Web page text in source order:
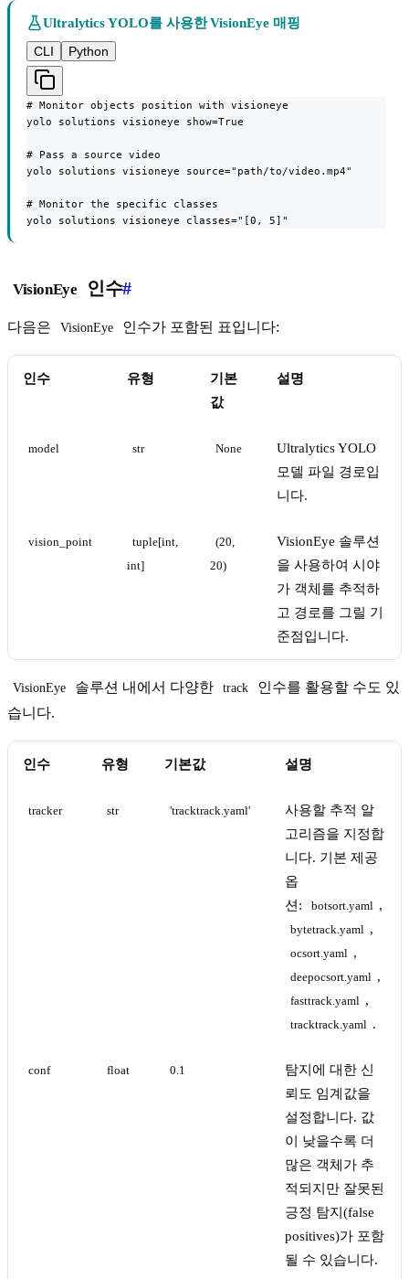
Ultralytics YOLO를 사용한 VisionEye 매핑
CLI
Python
# Monitor objects position with visioneye
yolo solutions visioneye show=True
# Pass a source video
yolo solutions visioneye source="path/to/video.mp4"
# Monitor the specific classes
yolo solutions visioneye classes="[0, 5]"
VisionEye 인수#
다음은 VisionEye 인수가 포함된 표입니다:
인수 유형
기본
값
설명
model str None
Ultralytics YOLO
모델 파일 경로입
니다.
vision_point
tuple[int,
int]
(20,
20)
VisionEye 솔루션
을 사용하여 시야
가 객체를 추적하
고 경로를 그릴 기
준점입니다.
VisionEye 솔루션 내에서 다양한 track
인수를 활용할 수도 있
습니다.
인수 유형 기본값 설명
tracker str 'tracktrack.yaml'
사용할 추적 알
고리즘을 지정합
니다. 기본 제공
옵
션:
botsort.yaml ,
bytetrack.yaml ,
ocsort.yaml ,
deepocsort.yaml ,
fasttrack.yaml ,
tracktrack.yaml .
conf float 0.1
탐지에 대한 신
뢰도 임계값을
설정합니다. 값
이 낮을수록 더
많은 객체가 추
적되지만 잘못된
긍정 탐지(false
positives)가 포함
될 수 있습니다.